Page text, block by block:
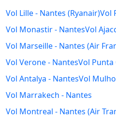
Vol Lille - Nantes (Ryanair)Vol
Vol Monastir - NantesVol
Vol Marseille - Nantes (Air
Vol Verone - NantesVol Punta
Vol Antalya - NantesVol
Vol Marrakech - Nantes
Vol Montreal - Nantes (Air